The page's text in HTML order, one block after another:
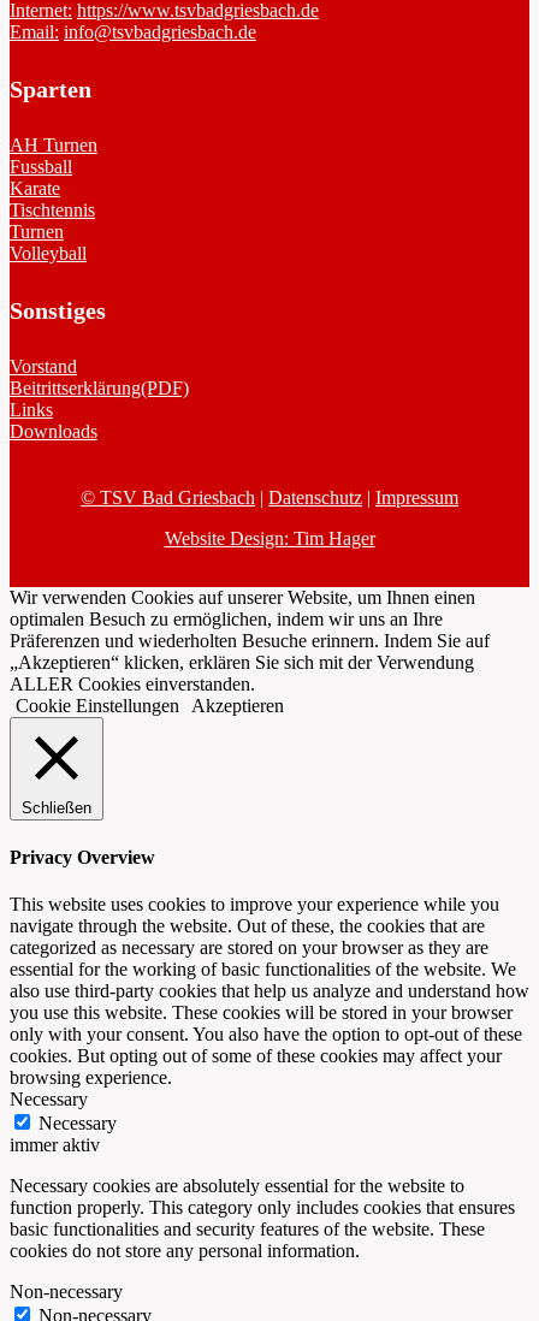
Internet: https://www.tsvbadgriesbach.de
Email: info@tsvbadgriesbach.de
Sparten
AH Turnen
Fussball
Karate
Tischtennis
Turnen
Volleyball
Sonstiges
Vorstand
Beitrittserklärung(PDF)
Links
Downloads
© TSV Bad Griesbach | Datenschutz | Impressum
Website Design: Tim Hager
Wir verwenden Cookies auf unserer Website, um Ihnen einen
optimalen Besuch zu ermöglichen, indem wir uns an Ihre
Präferenzen und wiederholten Besuche erinnern. Indem Sie auf
„Akzeptieren“ klicken, erklären Sie sich mit der Verwendung
ALLER Cookies einverstanden.
Cookie Einstellungen
Akzeptieren
Schließen
Privacy Overview
This website uses cookies to improve your experience while you
navigate through the website. Out of these, the cookies that are
categorized as necessary are stored on your browser as they are
essential for the working of basic functionalities of the website. We
also use third-party cookies that help us analyze and understand how
you use this website. These cookies will be stored in your browser
only with your consent. You also have the option to opt-out of these
cookies. But opting out of some of these cookies may affect your
browsing experience.
Necessary
Necessary
immer aktiv
Necessary cookies are absolutely essential for the website to
function properly. This category only includes cookies that ensures
basic functionalities and security features of the website. These
cookies do not store any personal information.
Non-necessary
Non-necessary